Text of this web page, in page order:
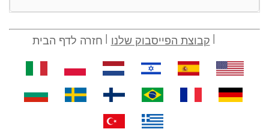
קבוצת הפייסבוק שלנו חזרה לדף הבית